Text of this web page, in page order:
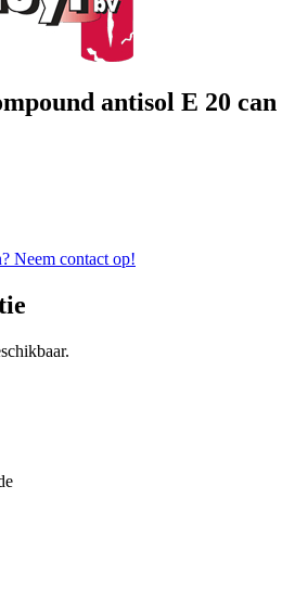
antisol E 20 can
Neem contact op!